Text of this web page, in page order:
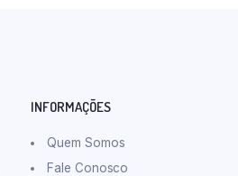
INFORMAÇÕES
Quem Somos
Fale Conosco